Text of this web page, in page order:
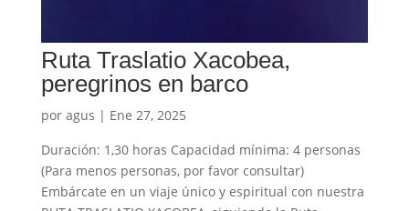
Ruta Traslatio Xacobea,
peregrinos en barco
por agus | Ene 27, 2025
Duración: 1,30 horas Capacidad mínima: 4 personas
(Para menos personas, por favor consultar)
Embárcate en un viaje único y espiritual con nuestra